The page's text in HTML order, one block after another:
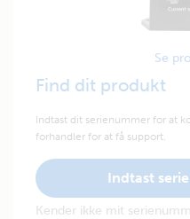
Se
Find dit produkt
Indtast dit serienummer for at
forhandler for at få support.
Indtast
Kender ikke mit